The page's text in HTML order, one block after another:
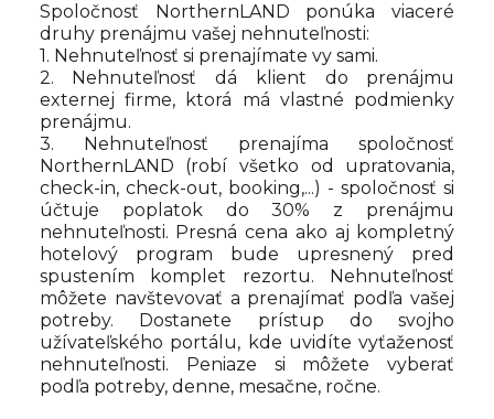
Spoločnosť NorthernLAND ponúka viaceré
druhy prenájmu vašej nehnuteľnosti:
1. Nehnuteľnosť si prenajímate vy sami.
2. Nehnuteľnosť dá klient do prenájmu
externej firme, ktorá má vlastné podmienky
prenájmu.
3. Nehnuteľnosť prenajíma spoločnosť
NorthernLAND (robí všetko od upratovania,
check-in, check-out, booking,...) - spoločnosť si
účtuje poplatok do 30% z prenájmu
nehnuteľnosti. Presná cena ako aj kompletný
hotelový program bude upresnený pred
spustením komplet rezortu. Nehnuteľnosť
môžete navštevovať a prenajímať podľa vašej
potreby. Dostanete prístup do svojho
užívateľského portálu, kde uvidíte vyťaženosť
nehnuteľnosti. Peniaze si môžete vyberať
podľa potreby, denne, mesačne, ročne.